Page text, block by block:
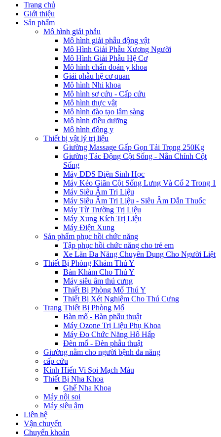
Trang chủ
Giới thiệu
Sản phẩm
Mô hình giải phẫu
Mô hình giải phẫu động vật
Mô Hình Giải Phẫu Xương Người
Mô Hình Giải Phẫu Hệ Cơ
Mô hình chẩn đoán y khoa
Giải phẫu hệ cơ quan
Mô hình Nhi khoa
Mô hình sơ cứu - Cấp cứu
Mô hình thực vật
Mô hình đào tạo lâm sàng
Mô hình điều dưỡng
Mô hình đông y
Thiết bị vật lý trị liệu
Giường Massage Gấp Gọn Tải Trọng 250Kg
Giường Tác Động Cột Sống - Nắn Chỉnh Cột
Sống
Máy DDS Điện Sinh Học
Máy Kéo Giãn Cột Sống Lưng Và Cổ 2 Trong 1
Máy Siêu Âm Trị Liệu
Máy Siêu Âm Trị Liệu - Siêu Âm Dẫn Thuốc
Máy Từ Trường Trị Liệu
Máy Xung Kích Trị Liệu
Máy Điện Xung
Sản phẩm phục hồi chức năng
Tập phục hồi chức năng cho trẻ em
Xe Lăn Đa Năng Chuyên Dụng Cho Người Liệt
Thiết Bị Phòng Khám Thú Y
Bàn Khám Cho Thú Y
Máy siêu âm thú cưng
Thiết Bị Phòng Mổ Thú Y
Thiết Bị Xét Nghiệm Cho Thú Cưng
Trang Thiết Bị Phòng Mổ
Bàn mổ - Bàn phẫu thuật
Máy Ozone Trị Liệu Phụ Khoa
Máy Đo Chức Năng Hô Hấp
Đèn mổ - Đèn phẫu thuật
Giường nằm cho người bệnh đa năng
cấp cứu
Kính Hiển Vi Soi Mạch Máu
Thiết Bị Nha Khoa
Ghế Nha Khoa
Máy nội soi
Máy siêu âm
Liên hệ
Vận chuyển
Chuyển khoản